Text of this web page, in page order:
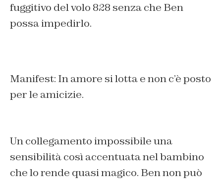
fuggitivo del volo 828 senza che Ben
possa impedirlo.
Manifest: In amore si lotta e non c’è posto
per le amicizie.
Un collegamento impossibile una
sensibilità così accentuata nel bambino
che lo rende quasi magico. Ben non può